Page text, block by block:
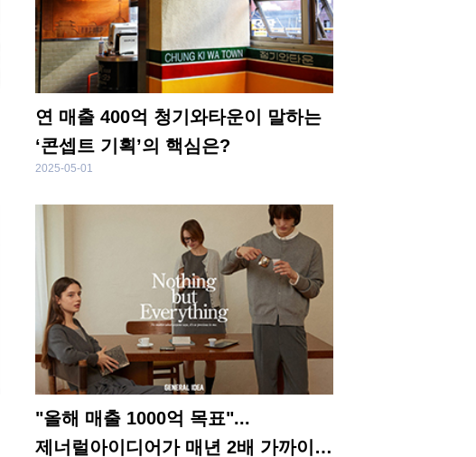
연 매출 400억 청기와타운이 말하는
‘콘셉트 기획’의 핵심은?
2025-05-01
"올해 매출 1000억 목표"...
제너럴아이디어가 매년 2배 가까이